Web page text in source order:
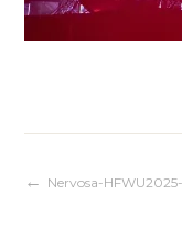
Nervosa-HFWU2025-